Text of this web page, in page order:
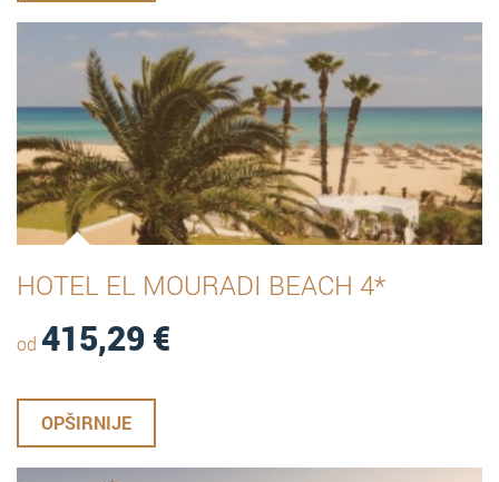
HOTEL EL MOURADI BEACH 4*
od 415,29 €
OPŠIRNIJE